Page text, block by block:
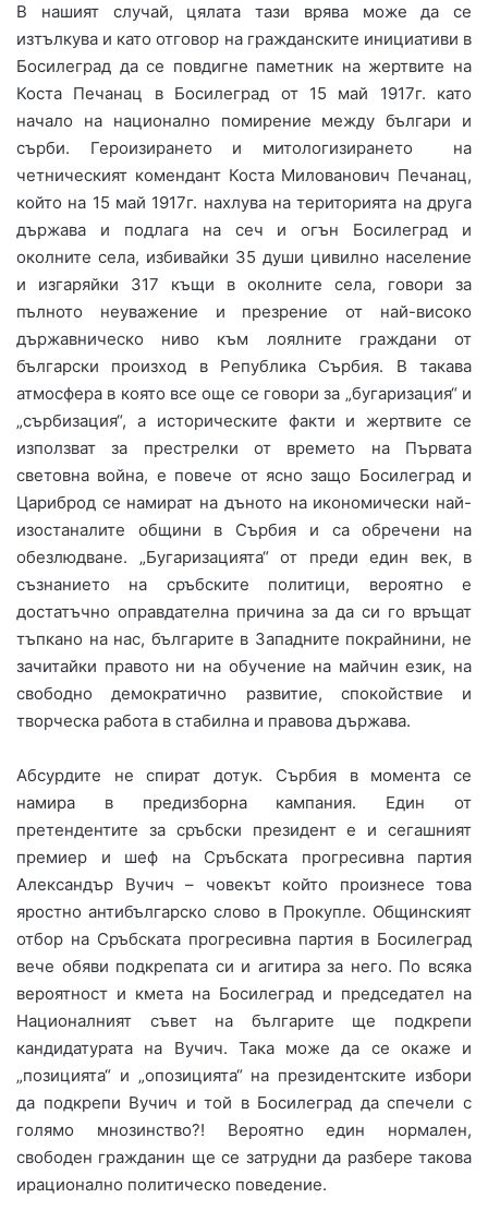
В нашият случай, цялата тази врява може да се
изтълкува и като отговор на гражданските инициативи в
Босилеград да се повдигне паметник на жертвите на
Коста Печанац в Босилеград от 15 май 1917г. като
начало на национално помирение между българи и
сърби. Героизирането и митологизирането на
четническият комендант Коста Милованович Печанац,
който на 15 май 1917г. нахлува на територията на друга
държава и подлага на сеч и огън Босилеград и
околните села, избивайки 35 души цивилно население
и изгаряйки 317 къщи в околните села, говори за
пълното неуважение и презрение от най-високо
държавническо ниво към лоялните граждани от
български произход в Република Сърбия. В такава
атмосфера в която все още се говори за „бугаризация“ и
„сърбизация“, а историческите факти и жертвите се
използват за престрелки от времето на Първата
световна война, е повече от ясно защо Босилеград и
Цариброд се намират на дъното на икономически най-
изостаналите общини в Сърбия и са обречени на
обезлюдване. „Бугаризацията“ от преди един век, в
съзнанието на сръбските политици, вероятно е
достатъчно оправдателна причина за да си го връщат
тъпкано на нас, българите в Западните покрайнини, не
зачитайки правото ни на обучение на майчин език, на
свободно демократично развитие, спокойствие и
творческа работа в стабилна и правова държава.
Абсурдите не спират дотук. Сърбия в момента се
намира в предизборна кампания. Един от
претендентите за сръбски президент е и сегашният
премиер и шеф на Сръбската прогресивна партия
Александър Вучич – човекът който произнесе това
яростно антибългарско слово в Прокупле. Общинският
отбор на Сръбската прогресивна партия в Босилеград
вече обяви подкрепата си и агитира за него. По всяка
вероятност и кмета на Босилеград и председател на
Националният съвет на българите ще подкрепи
кандидатурата на Вучич. Така може да се окаже и
„позицията“ и „опозицията“ на президентските избори
да подкрепи Вучич и той в Босилеград да спечели с
голямо мнозинство?! Вероятно един нормален,
свободен гражданин ще се затрудни да разбере такова
ирационално политическо поведение.